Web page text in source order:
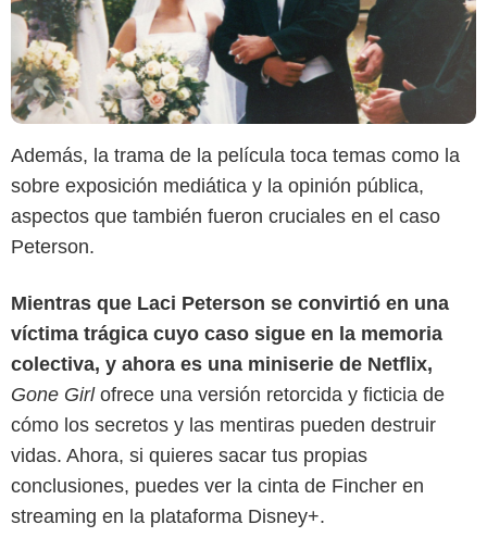
Además, la trama de la película toca temas como la
sobre exposición mediática y la opinión pública,
aspectos que también fueron cruciales en el caso
Peterson.
Mientras que Laci Peterson se convirtió en una
víctima trágica cuyo caso sigue en la memoria
colectiva, y ahora es una miniserie de Netflix,
Gone Girl ofrece una versión retorcida y ficticia de
cómo los secretos y las mentiras pueden destruir
vidas. Ahora, si quieres sacar tus propias
conclusiones, puedes ver la cinta de Fincher en
streaming en la plataforma Disney+.